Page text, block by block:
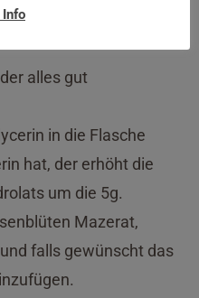
alles gut
in die Flasche
hat, der erhöht die
um die 5g.
Mazerat,
falls gewünscht das